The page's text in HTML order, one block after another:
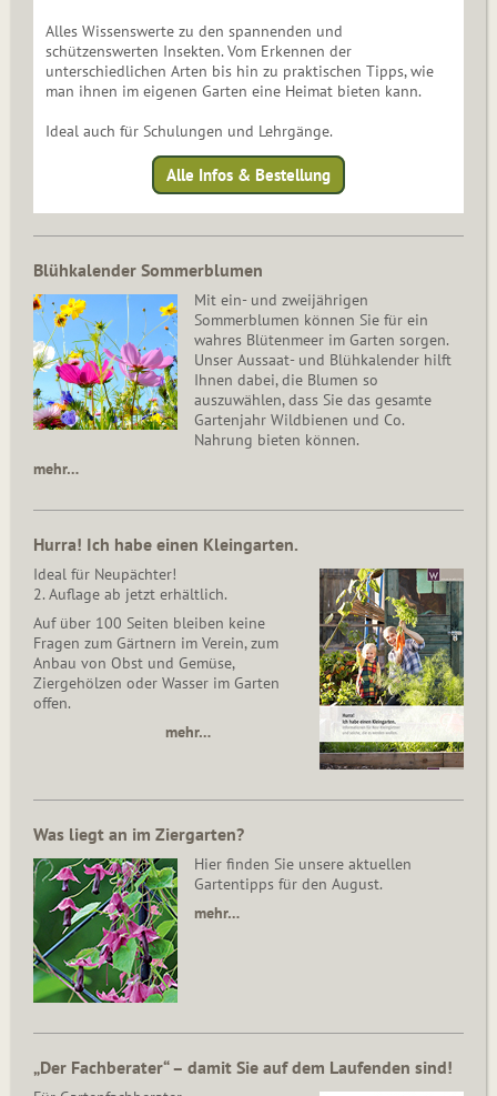
Alles Wissenswerte zu den spannenden und
schützenswerten Insekten. Vom Erkennen der
unterschiedlichen Arten bis hin zu praktischen Tipps, wie
man ihnen im eigenen Garten eine Heimat bieten kann.
Ideal auch für Schulungen und Lehrgänge.
Alle Infos & Bestellung
Blühkalender Sommerblumen
Mit ein- und zweijährigen
Sommerblumen können Sie für ein
wahres Blütenmeer im Garten sorgen.
Unser Aussaat- und Blühkalender hilft
Ihnen dabei, die Blumen so
auszuwählen, dass Sie das gesamte
Gartenjahr Wildbienen und Co.
Nahrung bieten können.
mehr…
Hurra! Ich habe einen Kleingarten.
Ideal für Neupächter!
2. Auflage ab jetzt erhältlich.
Auf über 100 Seiten bleiben keine
Fragen zum Gärtnern im Verein, zum
Anbau von Obst und Gemüse,
Ziergehölzen oder Wasser im Garten
offen.
mehr…
Was liegt an im Ziergarten?
Hier finden Sie unsere aktuellen
Gartentipps für den August.
mehr…
„Der Fachberater“ – damit Sie auf dem Laufenden sind!